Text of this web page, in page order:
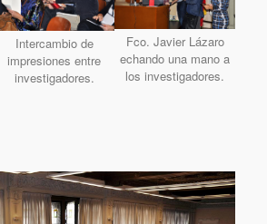
Intercambio de
impresiones entre
investigadores.
Fco. Javier Lázaro
echando una mano a
los investigadores.